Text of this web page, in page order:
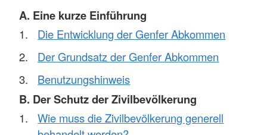
A. Eine kurze Einführung
Die Entwicklung der Genfer Abkommen
Der Grundsatz der Genfer Abkommen
Benutzungshinweis
B. Der Schutz der Zivilbevölkerung
Wie muss die Zivilbevölkerung generell